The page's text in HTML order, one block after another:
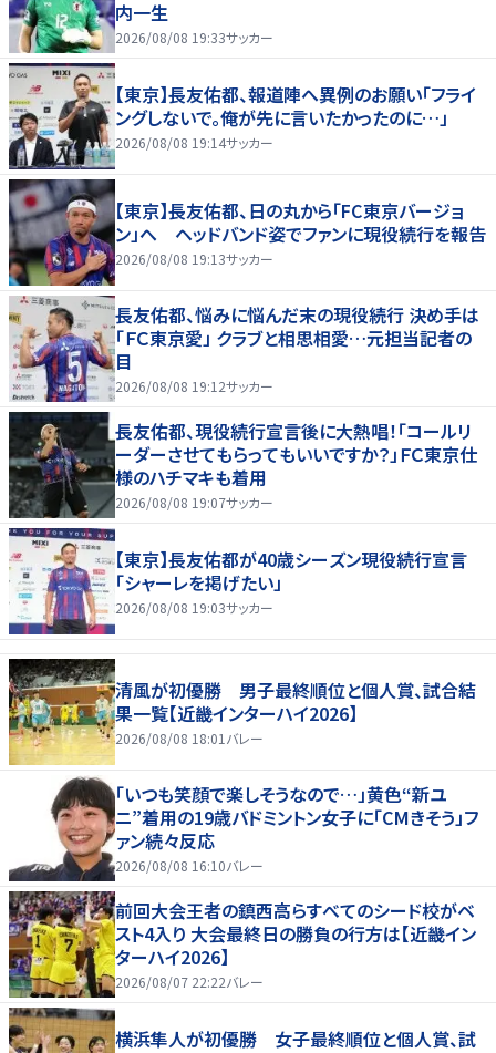
内一生
2026/08/08 19:33サッカー
【東京】長友佑都、報道陣へ異例のお願い「フライ
ングしないで。俺が先に言いたかったのに…」
2026/08/08 19:14サッカー
【東京】長友佑都、日の丸から「FC東京バージョ
ン」へ ヘッドバンド姿でファンに現役続行を報告
2026/08/08 19:13サッカー
長友佑都、悩みに悩んだ末の現役続行 決め手は
「ＦＣ東京愛」 クラブと相思相愛…元担当記者の
目
2026/08/08 19:12サッカー
長友佑都、現役続行宣言後に大熱唱！「コールリ
ーダーさせてもらってもいいですか？」ＦＣ東京仕
様のハチマキも着用
2026/08/08 19:07サッカー
【東京】長友佑都が40歳シーズン現役続行宣言
「シャーレを掲げたい」
2026/08/08 19:03サッカー
清風が初優勝 男子最終順位と個人賞、試合結
果一覧【近畿インターハイ2026】
2026/08/08 18:01 バレー
「いつも笑顔で楽しそうなので…」黄色“新ユ
ニ”着用の19歳バドミントン女子に「CMきそう」フ
ァン続々反応
2026/08/08 16:10バレー
前回大会王者の鎮西高らすべてのシード校がベ
スト4入り 大会最終日の勝負の行方は【近畿イン
ターハイ2026】
2026/08/07 22:22バレー
横浜隼人が初優勝 女子最終順位と個人賞、試